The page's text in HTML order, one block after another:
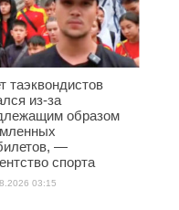
таэквондистов
из-за
образом
—
спорта
03:15